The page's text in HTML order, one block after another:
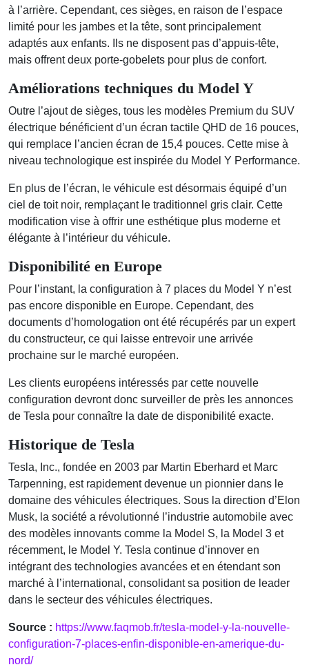
à l’arrière. Cependant, ces sièges, en raison de l’espace
limité pour les jambes et la tête, sont principalement
adaptés aux enfants. Ils ne disposent pas d’appuis-tête,
mais offrent deux porte-gobelets pour plus de confort.
Améliorations techniques du Model Y
Outre l’ajout de sièges, tous les modèles Premium du SUV
électrique bénéficient d’un écran tactile QHD de 16 pouces,
qui remplace l’ancien écran de 15,4 pouces. Cette mise à
niveau technologique est inspirée du Model Y Performance.
En plus de l’écran, le véhicule est désormais équipé d’un
ciel de toit noir, remplaçant le traditionnel gris clair. Cette
modification vise à offrir une esthétique plus moderne et
élégante à l’intérieur du véhicule.
Disponibilité en Europe
Pour l’instant, la configuration à 7 places du Model Y n’est
pas encore disponible en Europe. Cependant, des
documents d’homologation ont été récupérés par un expert
du constructeur, ce qui laisse entrevoir une arrivée
prochaine sur le marché européen.
Les clients européens intéressés par cette nouvelle
configuration devront donc surveiller de près les annonces
de Tesla pour connaître la date de disponibilité exacte.
Historique de Tesla
Tesla, Inc., fondée en 2003 par Martin Eberhard et Marc
Tarpenning, est rapidement devenue un pionnier dans le
domaine des véhicules électriques. Sous la direction d’Elon
Musk, la société a révolutionné l’industrie automobile avec
des modèles innovants comme la Model S, la Model 3 et
récemment, le Model Y. Tesla continue d’innover en
intégrant des technologies avancées et en étendant son
marché à l’international, consolidant sa position de leader
dans le secteur des véhicules électriques.
Source : https://www.faqmob.fr/tesla-model-y-la-nouvelle-
configuration-7-places-enfin-disponible-en-amerique-du-
nord/